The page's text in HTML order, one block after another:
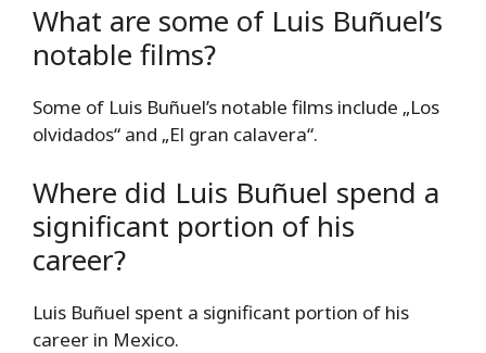
What are some of Luis Buñuel’s
notable films?
Some of Luis Buñuel’s notable films include „Los
olvidados“ and „El gran calavera“.
Where did Luis Buñuel spend a
significant portion of his
career?
Luis Buñuel spent a significant portion of his
career in Mexico.